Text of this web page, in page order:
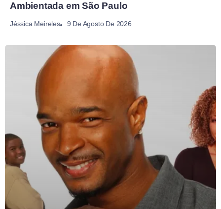
Ambientada em São Paulo
Jéssica Meireles 9 De Agosto De 2026